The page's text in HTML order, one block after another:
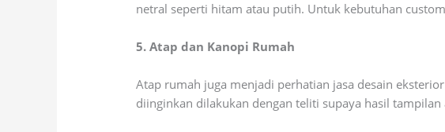
netral seperti hitam atau putih. Untuk kebutuhan
5. Atap dan Kanopi Rumah
Atap rumah juga menjadi perhatian jasa desain
diinginkan dilakukan dengan teliti supaya hasil tampilan